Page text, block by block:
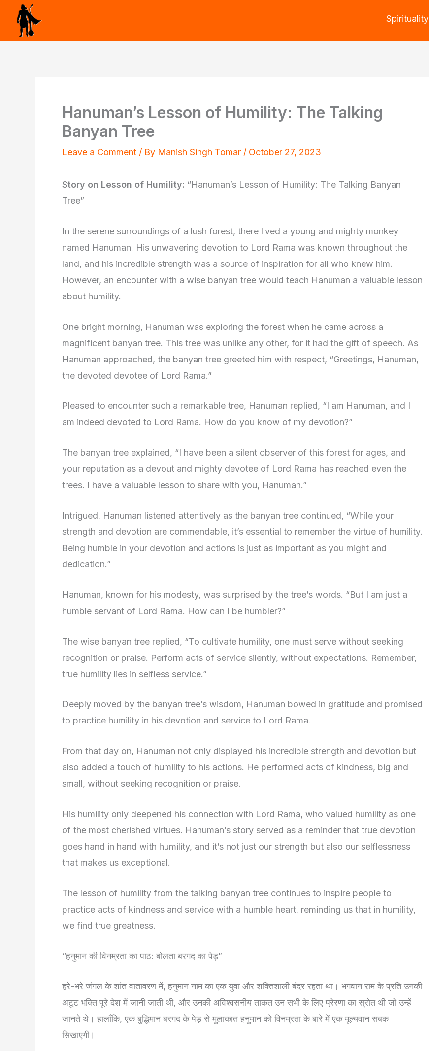
content
Spirituality
Hanuman’s Lesson of Humility: The Talking
Banyan Tree
Leave a Comment / By Manish Singh Tomar / October 27, 2023
Story on Lesson of Humility: “Hanuman’s Lesson of Humility: The Talking Banyan
Tree”
In the serene surroundings of a lush forest, there lived a young and mighty monkey
named Hanuman. His unwavering devotion to Lord Rama was known throughout the
land, and his incredible strength was a source of inspiration for all who knew him.
However, an encounter with a wise banyan tree would teach Hanuman a valuable lesson
about humility.
One bright morning, Hanuman was exploring the forest when he came across a
magnificent banyan tree. This tree was unlike any other, for it had the gift of speech. As
Hanuman approached, the banyan tree greeted him with respect, “Greetings, Hanuman,
the devoted devotee of Lord Rama.”
Pleased to encounter such a remarkable tree, Hanuman replied, “I am Hanuman, and I
am indeed devoted to Lord Rama. How do you know of my devotion?”
The banyan tree explained, “I have been a silent observer of this forest for ages, and
your reputation as a devout and mighty devotee of Lord Rama has reached even the
trees. I have a valuable lesson to share with you, Hanuman.”
Intrigued, Hanuman listened attentively as the banyan tree continued, “While your
strength and devotion are commendable, it’s essential to remember the virtue of humility.
Being humble in your devotion and actions is just as important as you might and
dedication.”
Hanuman, known for his modesty, was surprised by the tree’s words. “But I am just a
humble servant of Lord Rama. How can I be humbler?”
The wise banyan tree replied, “To cultivate humility, one must serve without seeking
recognition or praise. Perform acts of service silently, without expectations. Remember,
true humility lies in selfless service.”
Deeply moved by the banyan tree’s wisdom, Hanuman bowed in gratitude and promised
to practice humility in his devotion and service to Lord Rama.
From that day on, Hanuman not only displayed his incredible strength and devotion but
also added a touch of humility to his actions. He performed acts of kindness, big and
small, without seeking recognition or praise.
His humility only deepened his connection with Lord Rama, who valued humility as one
of the most cherished virtues. Hanuman’s story served as a reminder that true devotion
goes hand in hand with humility, and it’s not just our strength but also our selflessness
that makes us exceptional.
The lesson of humility from the talking banyan tree continues to inspire people to
practice acts of kindness and service with a humble heart, reminding us that in humility,
we find true greatness.
“हनुमान की विनम्रता का पाठ: बोलता बरगद का पेड़”
हरे-भरे जंगल के शांत वातावरण में, हनुमान नाम का एक युवा और शक्तिशाली बंदर रहता था। भगवान राम के प्रति उनकी
अटूट भक्ति पूरे देश में जानी जाती थी, और उनकी अविश्वसनीय ताकत उन सभी के लिए प्रेरणा का स्रोत थी जो उन्हें
जानते थे। हालाँकि, एक बुद्धिमान बरगद के पेड़ से मुलाकात हनुमान को विनम्रता के बारे में एक मूल्यवान सबक
सिखाएगी।